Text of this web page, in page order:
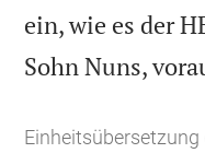
ein, wie es der
Sohn Nuns,